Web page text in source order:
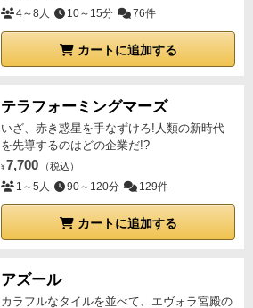
4～8人 10～15分 76件
カートに追加する
テラフォーミングマーズ
いざ、赤き惑星を手なずけろ!人類の新時代
を先導するのはどの企業だ!?
¥ 7,700 （税込）
1～5人 90～120分 129件
カートに追加する
アズール
カラフルなタイルを並べて、エヴォラ宮殿の